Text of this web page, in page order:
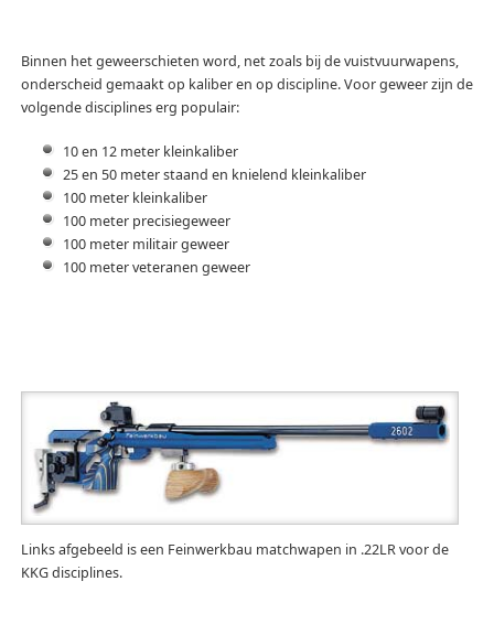
Binnen het geweerschieten word, net zoals bij de vuistvuurwapens,
onderscheid gemaakt op kaliber en op discipline. Voor geweer zijn de
volgende disciplines erg populair:
10 en 12 meter kleinkaliber
25 en 50 meter staand en knielend kleinkaliber
100 meter kleinkaliber
100 meter precisiegeweer
100 meter militair geweer
100 meter veteranen geweer
Links afgebeeld is een Feinwerkbau matchwapen in .22LR voor de
KKG disciplines.